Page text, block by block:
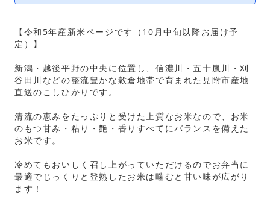
【令和5年産新米ページです（10月中旬以降お届け予
定）】
新潟・越後平野の中央に位置し、信濃川・五十嵐川・刈
谷田川などの整流豊かな穀倉地帯で育まれた見附市産地
直送のこしひかりです。
清流の恵みをたっぷりと受けた上質なお米なので、お米
のもつ甘み・粘り・艶・香りすべてにバランスを備えた
お米です。
冷めてもおいしく召し上がっていただけるのでお弁当に
最適でじっくりと登熟したお米は噛むと甘い味が広がり
ます！